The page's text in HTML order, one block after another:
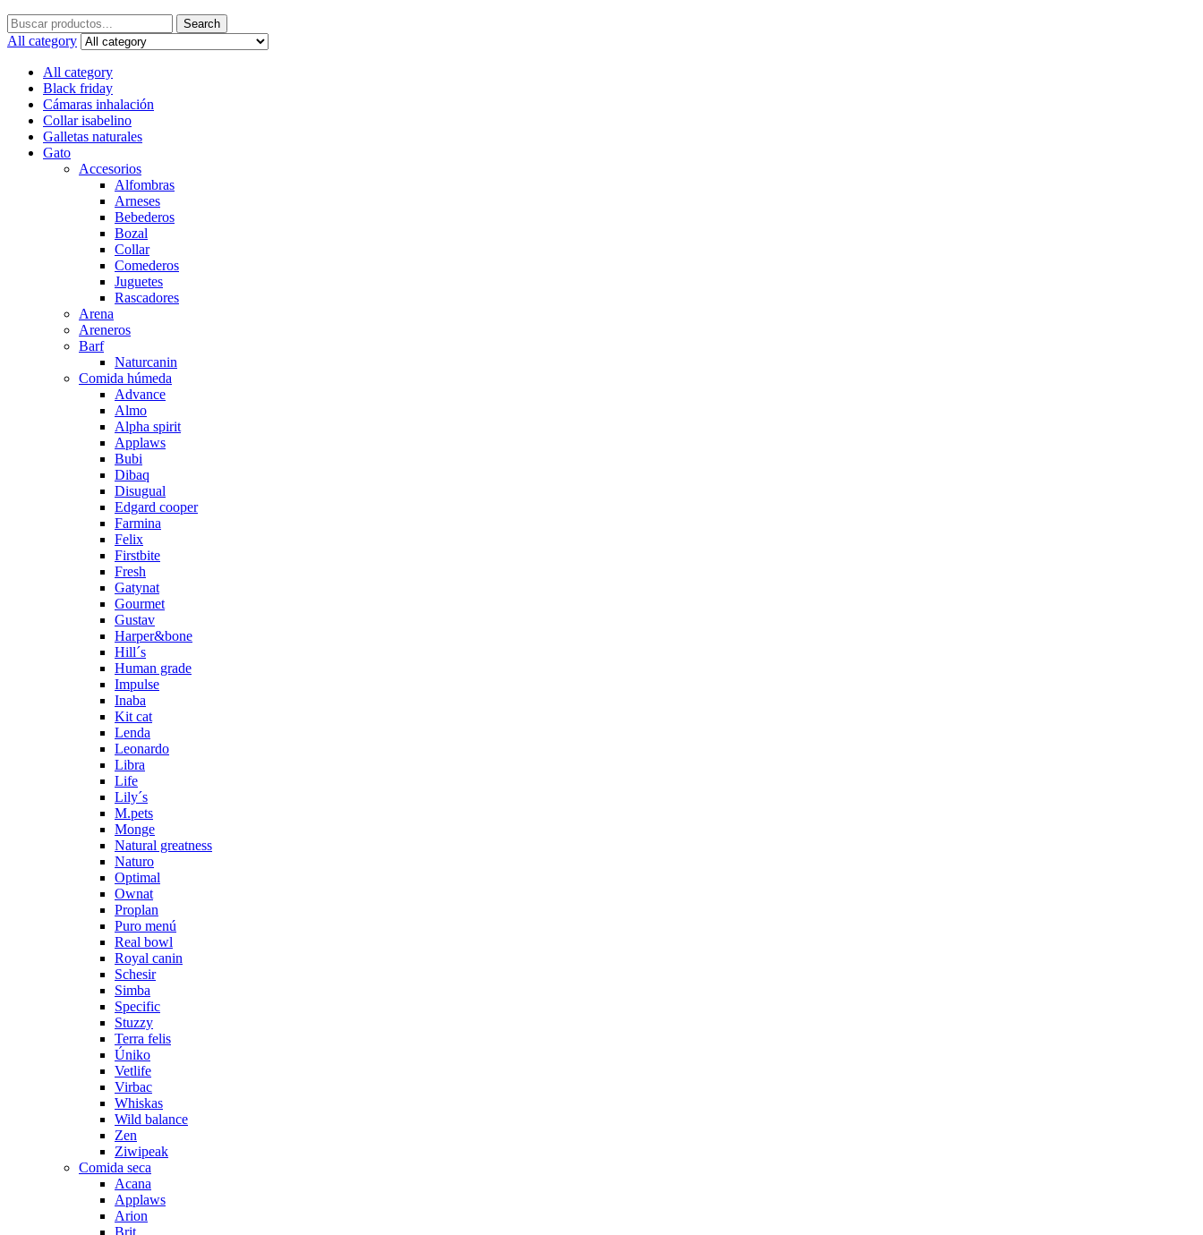
Search
for:
Search
All category
All category
Black friday
Cámaras inhalación
Collar isabelino
Galletas naturales
Gato
Accesorios
Alfombras
Arneses
Bebederos
Bozal
Collar
Comederos
Juguetes
Rascadores
Arena
Areneros
Barf
Naturcanin
Comida húmeda
Advance
Almo
Alpha spirit
Applaws
Bubi
Dibaq
Disugual
Edgard cooper
Farmina
Felix
Firstbite
Fresh
Gatynat
Gourmet
Gustav
Harper&bone
Hill´s
Human grade
Impulse
Inaba
Kit cat
Lenda
Leonardo
Libra
Life
Lily´s
M.pets
Monge
Natural greatness
Naturo
Optimal
Ownat
Proplan
Puro menú
Real bowl
Royal canin
Schesir
Simba
Specific
Stuzzy
Terra felis
Úniko
Vetlife
Virbac
Whiskas
Wild balance
Zen
Ziwipeak
Comida seca
Acana
Applaws
Arion
Brit